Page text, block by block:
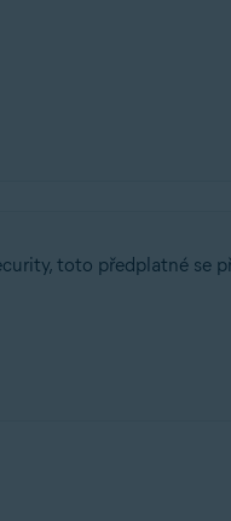
toto předplatné se